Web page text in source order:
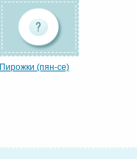
Пирожки (пян-се)